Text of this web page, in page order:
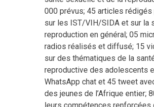
000 prévus; 45 articles rédigés
sur les IST/VIH/SIDA et sur la
reproduction en général; 05
radios réalisés et diffusé; 15
sur des thématiques de la
reproductive des adolescents
WhatsApp chat et 45 tweet
des jeunes de l’Afrique entier;